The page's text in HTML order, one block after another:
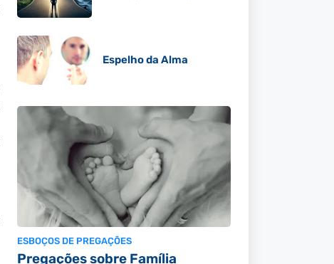
Espelho da Alma
ESBOÇOS DE PREGAÇÕES
Pregações sobre Família